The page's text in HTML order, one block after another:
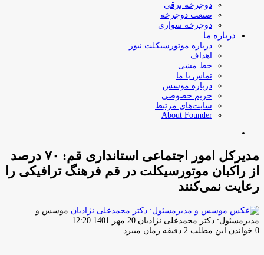
دوچرخه برقی
صنعت دوچرخه
دوچرخه سواری
درباره ما
درباره موتورسیکلت نیوز
اهداف
خط مشی
تماس با ما
درباره موسس
حریم خصوصی
سایت‌های مرتبط
About Founder
مدیرکل امور اجتماعی استانداری قم: ۷۰ درصد
از راکبان موتورسیکلت در قم فرهنگ ترافیکی را
رعایت نمی‌کنند
موسس و
مدیرمسئول: دکتر محمدعلی نژادیان ارسال
ایمیل
20 مهر 1401 12:20
0 خواندن این مطلب 2 دقیقه زمان میبرد